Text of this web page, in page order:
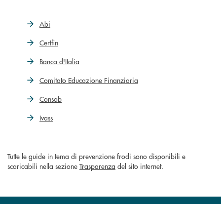
Abi
Certfin
Banca d'Italia
Comitato Educazione Finanziaria
Consob
Ivass
Tutte le guide in tema di prevenzione frodi sono disponibili e
scaricabili nella sezione Trasparenza del sito internet.